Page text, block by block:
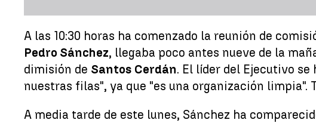
A las 10:30 horas ha comenzado la reunión de
Pedro Sánchez, llegaba poco antes nueve de la
dimisión de Santos Cerdán. El líder del Ejecutivo se
nuestras filas", ya que "es una organización
A media tarde de este lunes, Sánchez ha